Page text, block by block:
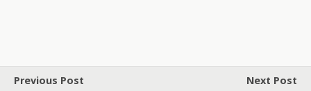
Previous Post
Next Post